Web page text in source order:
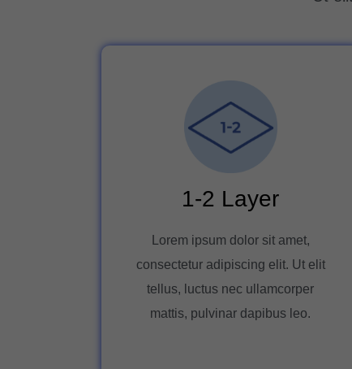
1-2 Layer
Lorem ipsum dolor sit amet,
consectetur adipiscing elit. Ut elit
tellus, luctus nec ullamcorper
mattis, pulvinar dapibus leo.